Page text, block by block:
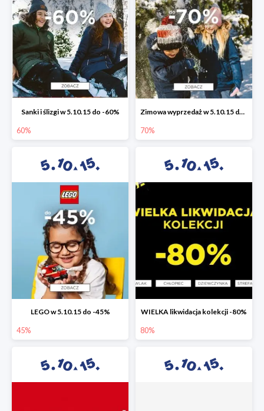
Sanki i ślizgi w 5.10.15 do -60%
60%
Zimowa wyprzedaż w 5.10.15 do -70%
70%
LEGO w 5.10.15 do -45%
45%
WIELKA likwidacja kolekcji -80%
80%